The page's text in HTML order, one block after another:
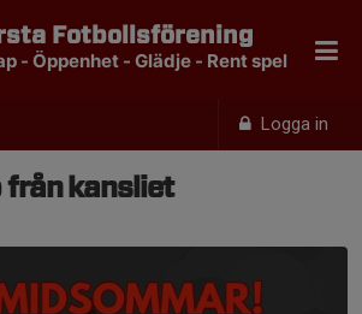
Logga in
Fotbollsförening
- Öppenhet - Glädje - Rent spel
från kansliet